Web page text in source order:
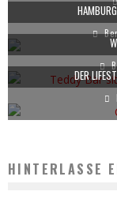
DER
HINTERLASSE